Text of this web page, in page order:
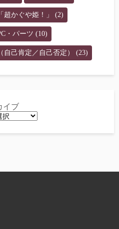
超かぐや姫！」 (2)
・パーツ (10)
自己肯定／自己否定） (23)
イブ